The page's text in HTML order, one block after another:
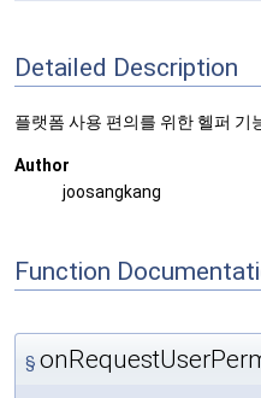
Detailed Description
플랫폼 사용 편의를 위한 헬퍼 기
Author
joosangkang
Function
§